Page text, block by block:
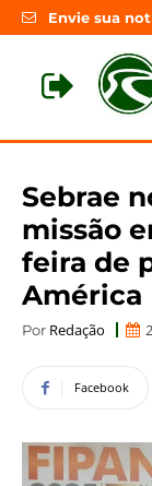
Envie sua
Sebrae
missão
feira de
América
Por Redação
Facebook